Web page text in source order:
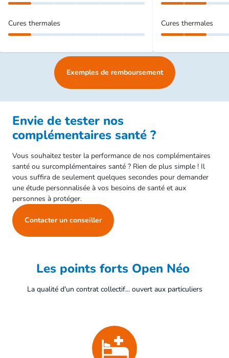
Cures thermales Cures thermales
Exemples de remboursement
Envie de tester nos
complémentaires santé ?
Vous souhaitez tester la performance de nos complémentaires
santé ou surcomplémentaires santé ? Rien de plus simple ! Il
vous suffira de seulement quelques secondes pour demander
une étude personnalisée à vos besoins de santé et aux
personnes à protéger.
Contacter un conseiller
Les points forts Open Néo
La qualité d'un contrat collectif... ouvert aux particuliers